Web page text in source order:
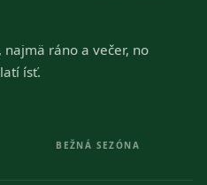
najmä ráno a večer, no
ísť.
BEŽNÁ SEZÓNA